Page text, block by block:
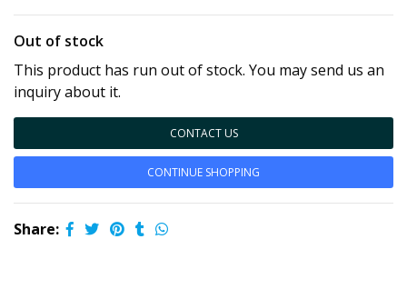
Out of stock
This product has run out of stock. You may send us an
inquiry about it.
CONTACT US
CONTINUE SHOPPING
Share: